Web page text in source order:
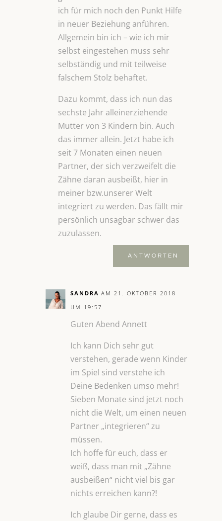
ich für mich noch den Punkt Hilfe
in neuer Beziehung anführen.
Allgemein bin ich – wie ich mir
selbst eingestehen muss sehr
selbständig und mit teilweise
falschem Stolz behaftet.
Dazu kommt, dass ich nun das
sechste Jahr alleinerziehende
Mutter von 3 Kindern bin. Auch
das immer allein. Jetzt habe ich
seit 7 Monaten einen neuen
Partner, der sich verzweifelt die
Zähne daran ausbeißt, hier in
meiner bzw.unserer Welt
integriert zu werden. Das fällt mir
persönlich unsagbar schwer das
zuzulassen.
ANTWORTEN
SANDRA AM 21. OKTOBER 2018
UM 19:57
Guten Abend Annett
Ich kann Dich sehr gut
verstehen, gerade wenn Kinder
im Spiel sind verstehe ich
Deine Bedenken umso mehr!
Sieben Monate sind jetzt noch
nicht die Welt, um einen neuen
Partner „integrieren“ zu
müssen.
Ich hoffe für euch, dass er
weiß, dass man mit „Zähne
ausbeißen“ nicht viel bis gar
nichts erreichen kann?!
Ich glaube Dir gerne, dass es